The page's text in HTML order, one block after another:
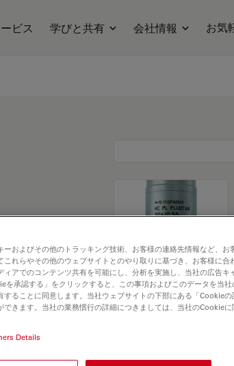
ビス 学びと共有 会社情報 お気
fit for
ーおよびその他のトラッキング技術、お客様の連絡先情報など、お
れらやその他のウェブサイトとのやり取りに基づき、お客様に合
ィアでのコンテンツ共有を可能にし、分析を実施し、当社の広告キ
を承認する」をクリックすると、この事項およびこのデータを当社
することに同意します。当社ウェブサイトの下部にある「Cookie
きます。当社の業務慣行の詳細につきましては、当社のCookieに
Details